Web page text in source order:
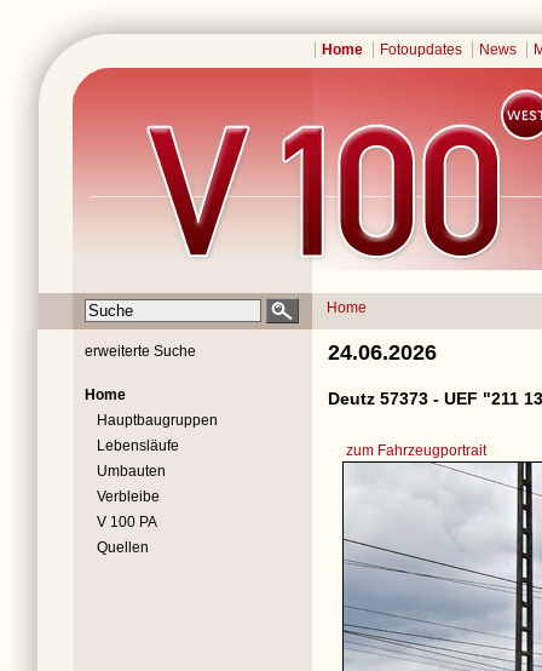
Home Fotoupdates News
Home
erweiterte Suche
Home
Hauptbaugruppen
Lebensläufe
Umbauten
Verbleibe
V 100 PA
Quellen
24.06.2026
Deutz 57373 - UEF "211
zum Fahrzeugportrait